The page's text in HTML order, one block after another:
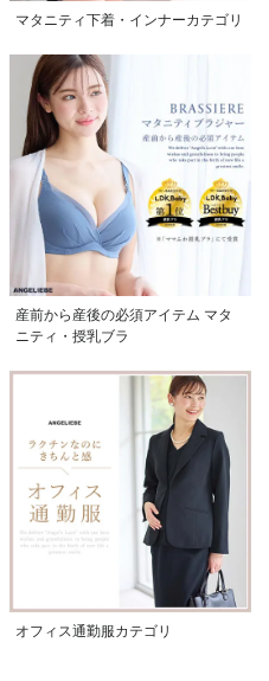
マタニティ下着・インナーカテゴリ
産前から産後の必須アイテム マタ
ニティ・授乳ブラ
オフィス通勤服カテゴリ